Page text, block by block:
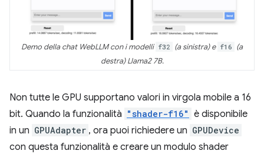
Demo della chat WebLLM con i modelli f32 (a sinistra) e f16 (a
destra) Llama2 7B.
Non tutte le GPU supportano valori in virgola mobile a 16
bit. Quando la funzionalità "shader-f16" è disponibile
in un GPUAdapter , ora puoi richiedere un GPUDevice
con questa funzionalità e creare un modulo shader